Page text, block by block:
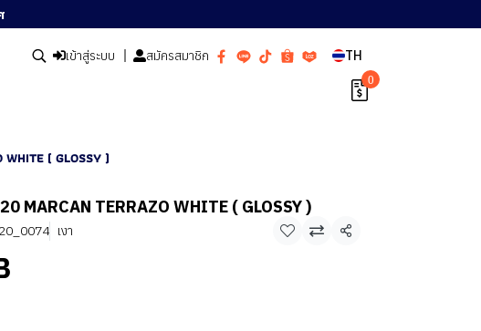
เข้าสู่ระบบ สมัครสมาชิก TH
0
( GLOSSY )
MARCAN TERRAZO WHITE ( GLOSSY )
เงา แชร์